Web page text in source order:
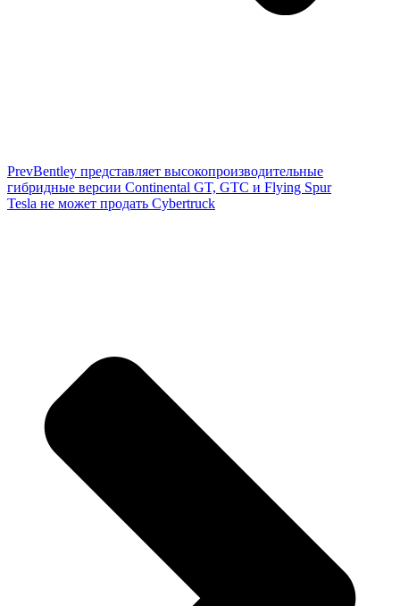
PrevBentley представляет высокопроизводительные
гибридные версии Continental GT, GTC и Flying Spur
Tesla не может продать Cybertruck